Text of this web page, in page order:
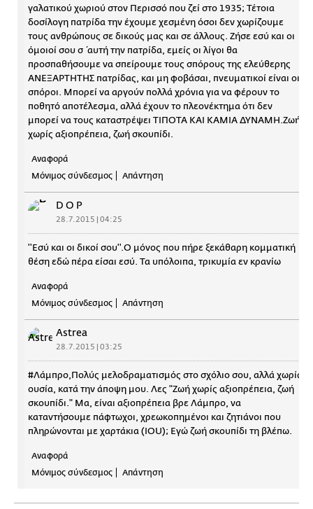
γαλατικού χωριού στον Περισσό που ζεί στο 1935; Τέτοια
δοσίλογη πατρίδα την έχουμε χεσμένη όσοι δεν χωρίζουμε
τους ανθρώπους σε δικούς μας και σε άλλους. Ζήσε εσύ και οι
όμοιοί σου σ΄αυτή την πατρίδα, εμείς οι λίγοι θα
προσπαθήσουμε να σπείρουμε τους σπόρους της ελεύθερης
ΑΝΕΞΑΡΤΗΤΗΣ πατρίδας, και μη φοβάσαι, πνευματικοί είναι οι
σπόροι. Μπορεί να αργούν πολλά χρόνια για να φέρουν το
ποθητό αποτέλεσμα, αλλά έχουν το πλεονέκτημα ότι δεν
μπορεί να τους καταστρέψει ΤΙΠΟΤΑ ΚΑΙ ΚΑΜΙΑ ΔΥΝΑΜΗ.Ζωή
χωρίς αξιοπρέπεια, ζωή σκουπίδι.
Αναφορά
Μόνιμος σύνδεσμος
Απάντηση
D O P
28.7.2015 | 04:25
''Εσύ και οι δικοί σου''.Ο μόνος που πήρε ξεκάθαρη κομματική
θέση εδώ πέρα είσαι εσύ. Τα υπόλοιπα, τρικυμία εν κρανίω
Αναφορά
Μόνιμος σύνδεσμος
Απάντηση
Astrea
28.7.2015 | 03:25
#Λάμπρο,Πολύς μελοδραματισμός στο σχόλιο σου, αλλά χωρίς
ουσία, κατά την άποψη μου. Λες "Ζωή χωρίς αξιοπρέπεια, ζωή
σκουπίδι." Μα, είναι αξιοπρέπεια βρε Λάμπρο, να
καταντήσουμε πάφτωχοι, χρεωκοπημένοι και ζητιάνοι που
πληρώνονται με χαρτάκια (ΙΟU); Εγώ ζωή σκουπίδι τη βλέπω.
Αναφορά
Μόνιμος σύνδεσμος
Απάντηση